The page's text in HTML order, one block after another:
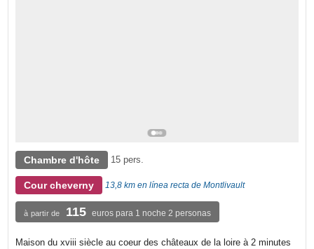
Chambre d'hôte 15 pers.
Cour cheverny 13,8 km en línea recta de Montlivault
à partir de 115 euros para 1 noche 2 personas
Maison du xviii siècle au coeur des châteaux de la loire à 2 minutes